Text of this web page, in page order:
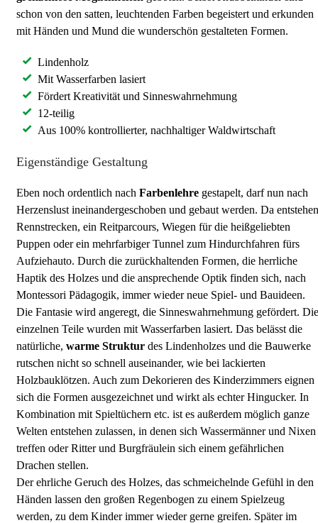
schon von den satten, leuchtenden Farben begeistert und erkunden
mit Händen und Mund die wunderschön gestalteten Formen.
Lindenholz
Mit Wasserfarben lasiert
Fördert Kreativität und Sinneswahrnehmung
12-teilig
Aus 100% kontrollierter, nachhaltiger Waldwirtschaft
Eigenständige Gestaltung
Eben noch ordentlich nach Farbenlehre gestapelt, darf nun nach
Herzenslust ineinandergeschoben und gebaut werden. Da entstehen
Rennstrecken, ein Reitparcours, Wiegen für die heißgeliebten
Puppen oder ein mehrfarbiger Tunnel zum Hindurchfahren fürs
Aufziehauto. Durch die zurückhaltenden Formen, die herrliche
Haptik des Holzes und die ansprechende Optik finden sich, nach
Montessori Pädagogik, immer wieder neue Spiel- und Bauideen.
Die Fantasie wird angeregt, die Sinneswahrnehmung gefördert. Die
einzelnen Teile wurden mit Wasserfarben lasiert. Das belässt die
natürliche, warme Struktur des Lindenholzes und die Bauwerke
rutschen nicht so schnell auseinander, wie bei lackierten
Holzbauklötzen. Auch zum Dekorieren des Kinderzimmers eignen
sich die Formen ausgezeichnet und wirkt als echter Hingucker. In
Kombination mit Spieltüchern etc. ist es außerdem möglich ganze
Welten entstehen zulassen, in denen sich Wassermänner und Nixen
treffen oder Ritter und Burgfräulein sich einem gefährlichen
Drachen stellen.
Der ehrliche Geruch des Holzes, das schmeichelnde Gefühl in den
Händen lassen den großen Regenbogen zu einem Spielzeug
werden, zu dem Kinder immer wieder gerne greifen. Später im